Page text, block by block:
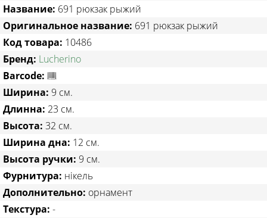
Название: 691 рюкзак рыжий
Оригинальное название: 691 рюкзак рыжий
Код товара: 10486
Бренд: Lucherino
Barcode:
Ширина: 9 см.
Длинна: 23 см.
Высота: 32 см.
Ширина дна: 12 см.
Высота ручки: 9 см.
Фурнитура: нікель
Дополнительно: орнамент
Текстура: -